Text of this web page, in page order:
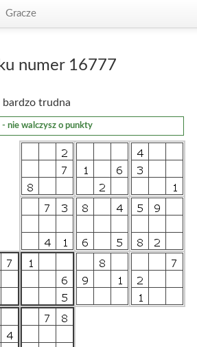
Gracze
numer 16777
bardzo trudna
nie walczysz o punkty